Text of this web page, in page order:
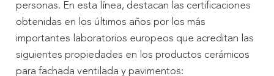
personas. En esta línea, destacan las certificaciones
obtenidas en los últimos años por los más
importantes laboratorios europeos que acreditan las
siguientes propiedades en los productos cerámicos
para fachada ventilada y pavimentos: